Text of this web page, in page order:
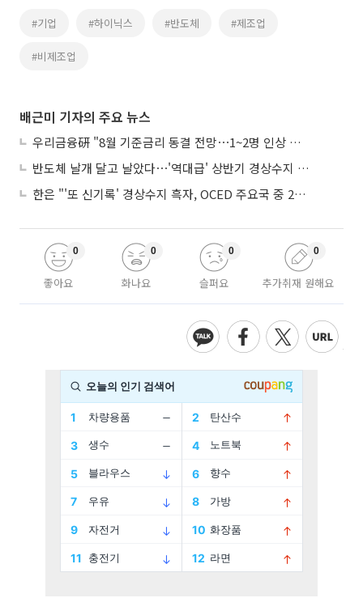
#기업 #하이닉스 #반도체 #제조업
#비제조업
배근미 기자의 주요 뉴스
우리금융硏 "8월 기준금리 동결 전망⋯1~2명 인상 소수의견 낼 것"
반도체 날개 달고 날았다⋯'역대급' 상반기 경상수지 흑자 2000억달러 육박
한은 "'또 신기록' 경상수지 흑자, OCED 주요국 중 2위⋯반도체 수출 효과"
좋아요
0
화나요
0
슬퍼요
0
추가취재 원해요
0